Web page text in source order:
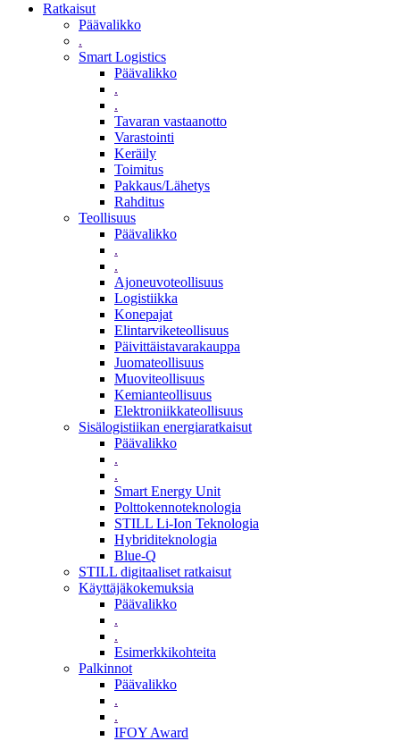
Ratkaisut
Päävalikko
.
Smart Logistics
Päävalikko
.
.
Tavaran vastaanotto
Varastointi
Keräily
Toimitus
Pakkaus/Lähetys
Rahditus
Teollisuus
Päävalikko
.
.
Ajoneuvoteollisuus
Logistiikka
Konepajat
Elintarviketeollisuus
Päivittäistavarakauppa
Juomateollisuus
Muoviteollisuus
Kemianteollisuus
Elektroniikkateollisuus
Sisälogistiikan energiaratkaisut
Päävalikko
.
.
Smart Energy Unit
Polttokennoteknologia
STILL Li-Ion Teknologia
Hybriditeknologia
Blue-Q
STILL digitaaliset ratkaisut
Käyttäjäkokemuksia
Päävalikko
.
.
Esimerkkikohteita
Palkinnot
Päävalikko
.
.
IFOY Award